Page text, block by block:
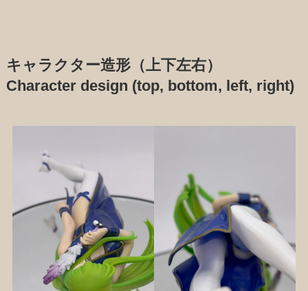
キャラクター造形（上下左右）
Character design (top, bottom, left, right)